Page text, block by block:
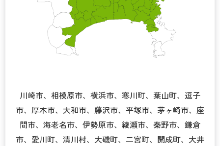
川崎市、相模原市、横浜市、寒川町、葉山町、逗子
市、厚木市、大和市、藤沢市、平塚市、茅ヶ崎市、座
間市、海老名市、伊勢原市、綾瀬市、秦野市、鎌倉
市、愛川町、清川村、大磯町、二宮町、開成町、大井